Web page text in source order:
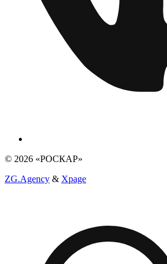
© 2026 «РОСКАР»
ZG.Agency & Xpage